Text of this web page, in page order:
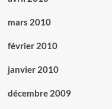
mars 2010
février 2010
janvier 2010
décembre 2009